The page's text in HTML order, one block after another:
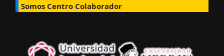
Somos Centro Colaborador